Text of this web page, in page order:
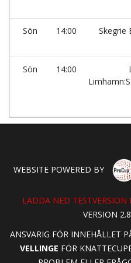
Sön 14:00 Skegrie
Sön 14:00
WEBSITE POWERED BY
LADDA NED TESTVERSION
VERSION
ANSVARIG FÖR INNEHÅLLET
VELLINGE FÖR